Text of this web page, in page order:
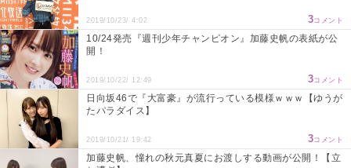
2019/10/23/ 4:02 3コメント
10/24発売『週刊少年チャンピオン』加藤史帆の表紙が公
開！
2019/10/22/ 12:49 3コメント
日向坂46で『大富豪』が流行っている模様ｗｗｗ【ゆうが
たパラダイス】
2019/10/21/ 19:42 3コメント
加藤史帆、憧れの秋元真夏にお渡しする動画が公開！【立